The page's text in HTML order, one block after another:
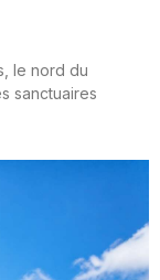
le nord du
sanctuaires